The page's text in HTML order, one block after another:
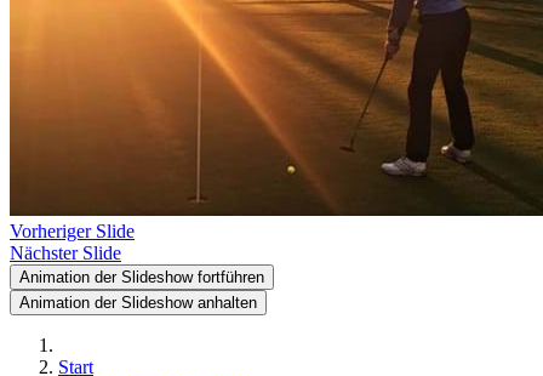
Vorheriger Slide
Nächster Slide
Animation der Slideshow fortführen
Animation der Slideshow anhalten
Start